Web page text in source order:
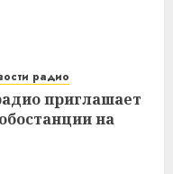
радио
приглашает
на